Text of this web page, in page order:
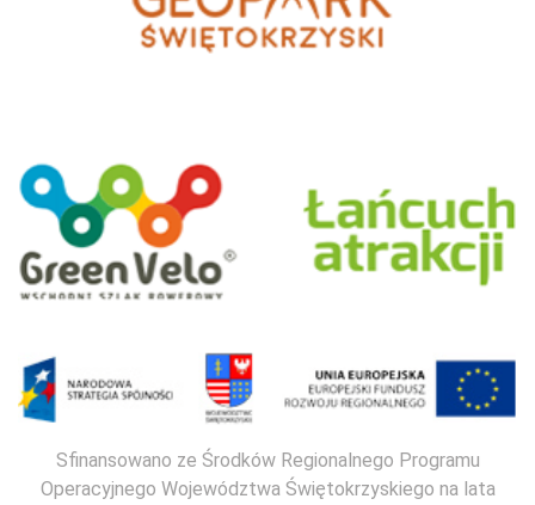
Sfinansowano ze Środków Regionalnego Programu
Operacyjnego Województwa Świętokrzyskiego na lata